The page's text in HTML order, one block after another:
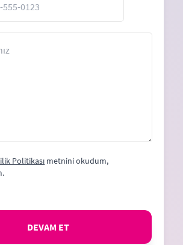
Politikası metnini okudum,
DEVAM ET